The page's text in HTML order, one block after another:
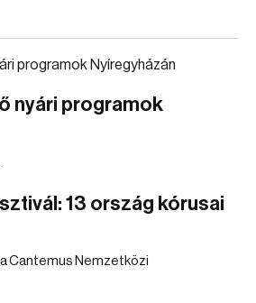
nyári programok
13 ország kórusai
Cantemus Nemzetközi